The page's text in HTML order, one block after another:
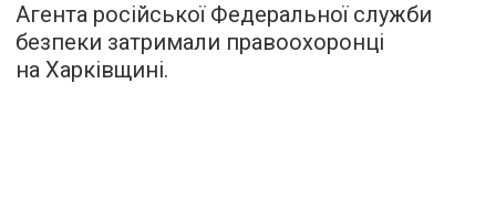
Агента російської Федеральної служби
безпеки затримали правоохоронці
на Харківщині.